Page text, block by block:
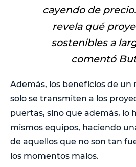
cayendo de
revela qué
sostenibles a
comentó
Además, los beneficios de un
solo se transmiten a los
puertas, sino que además, lo
mismos equipos, haciendo
de aquellos que no son tan
los momentos malos.